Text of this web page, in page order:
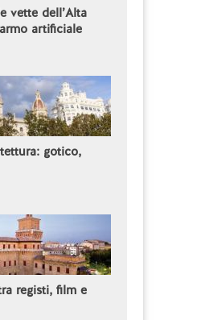
vette dell’Alta
artificiale
gotico,
registi, film e